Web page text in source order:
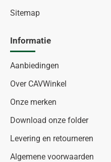
Sitemap
Informatie
Aanbiedingen
Over CAVWinkel
Onze merken
Download onze folder
Levering en retourneren
Algemene voorwaarden